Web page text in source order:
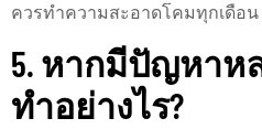
ควรทำความสะอาดโคมทุกเดือ
5. หากมีปัญหาห
ทำอย่างไร?